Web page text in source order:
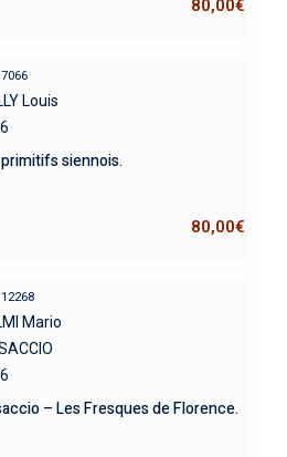
80,00€
Louis
siennois.
80,00€
Mario
– Les Fresques de Florence.